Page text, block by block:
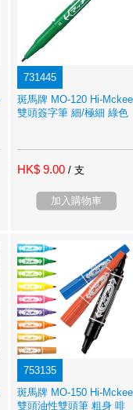
731445
斑馬牌 MO-120 Hi-Mckee
雙頭簽字筆 細/極細 綠色
HK$ 9.00 / 支
加入購物車
753135
斑馬牌 MO-150 Hi-Mckee
雙頭油性雙頭筆 粗身 啡